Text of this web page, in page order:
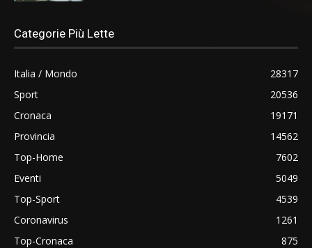
Categorie Più Lette
Italia / Mondo
28317
Sport
20536
Cronaca
19171
Provincia
14562
Top-Home
7602
Eventi
5049
Top-Sport
4539
Coronavirus
1261
Top-Cronaca
875